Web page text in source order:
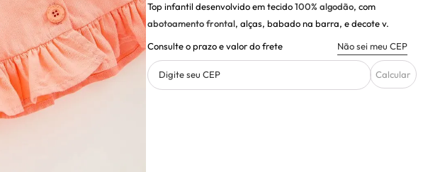
Top infantil desenvolvido em tecido100% algodão, com
abotoamento frontal, alças, babado na barra, e decote v.
Consulte o prazo e valor do frete
Não sei meu CEP
Digite seu CEP Calcular